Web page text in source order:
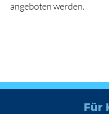
angeboten werden.
Für